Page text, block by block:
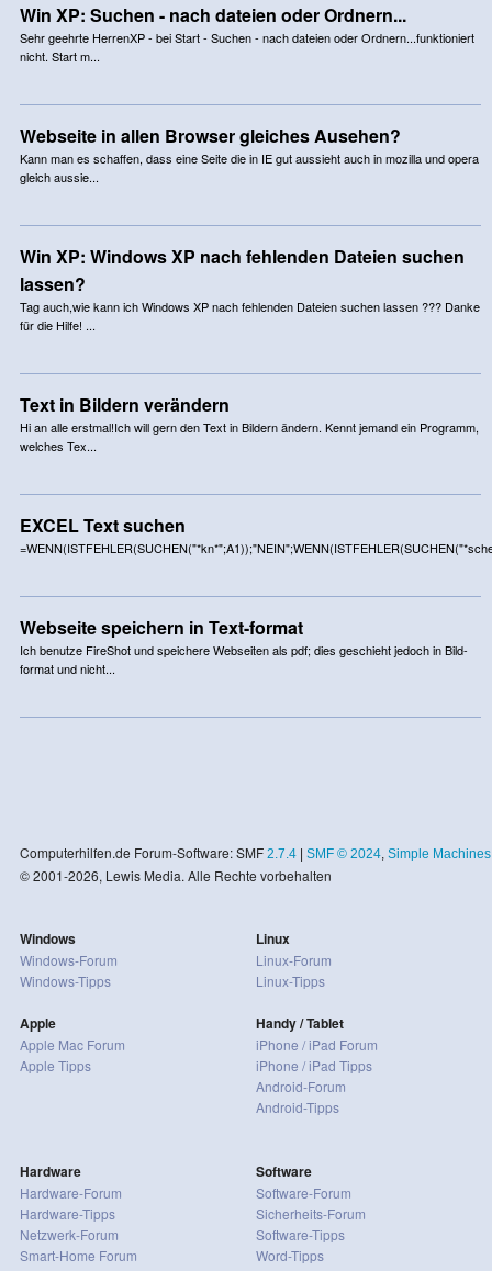
Win XP: Suchen - nach dateien oder Ordnern...
Sehr geehrte HerrenXP - bei Start - Suchen - nach dateien oder Ordnern...funktioniert
nicht. Start m...
Webseite in allen Browser gleiches Ausehen?
Kann man es schaffen, dass eine Seite die in IE gut aussieht auch in mozilla und opera
gleich aussie...
Win XP: Windows XP nach fehlenden Dateien suchen
lassen?
Tag auch,wie kann ich Windows XP nach fehlenden Dateien suchen lassen ??? Danke
für die Hilfe! ...
Text in Bildern verändern
Hi an alle erstmal!Ich will gern den Text in Bildern ändern. Kennt jemand ein Programm,
welches Tex...
EXCEL Text suchen
Webseite speichern in Text-format
Ich benutze FireShot und speichere Webseiten als pdf; dies geschieht jedoch in Bild-
format und nicht...
Computerhilfen.de Forum-Software: SMF 2.7.4| SMF © 2024, Simple Machines
© 2001-2026, Lewis Media. Alle Rechte vorbehalten
Windows
Windows-Forum
Windows-Tipps
Apple
Apple Mac Forum
Apple Tipps
Linux
Linux-Forum
Linux-Tipps
Handy / Tablet
iPhone / iPad Forum
iPhone / iPad Tipps
Android-Forum
Android-Tipps
Hardware
Hardware-Forum
Hardware-Tipps
Netzwerk-Forum
Smart-Home Forum
Software
Software-Forum
Sicherheits-Forum
Software-Tipps
Word-Tipps